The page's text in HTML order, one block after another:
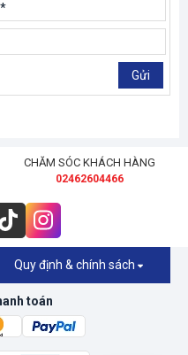
Gửi
CHĂM SÓC KHÁCH HÀNG
02462604466
Quy định & chính sách
toán